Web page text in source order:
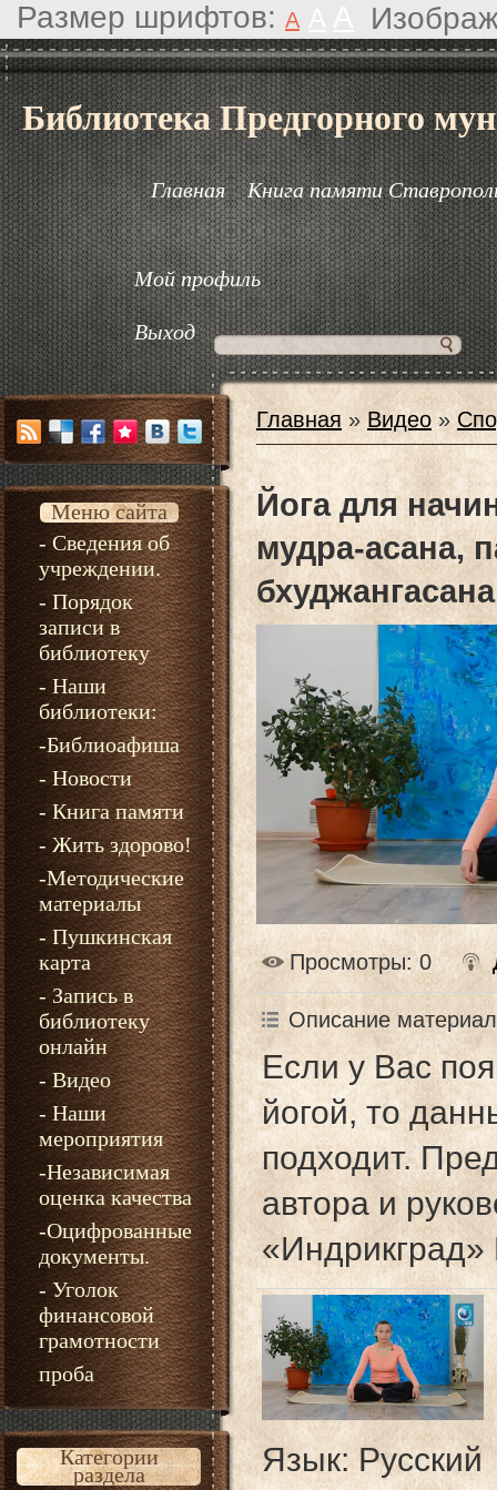
Размер шрифтов: A
Библиотека Предгорного
Главная Книга памяти
Мой профиль
Выход
Меню сайта
- Сведения об
учреждении.
- Порядок
записи в
библиотеку
- Наши
библиотеки:
-Библиоафиша
- Новости
- Книга памяти
- Жить здорово!
-Методические
материалы
- Пушкинская
карта
- Запись в
библиотеку
онлайн
- Видео
- Наши
мероприятия
-Независимая
оценка качества
-Оцифрованные
документы.
- Уголок
финансовой
грамотности
проба
Категории
раздела
Главная »Видео »
Йога для
мудра-асана,
бхуджангасана
Просмотры: 0
Описание
Если у Вас
йогой, то
подходит.
автора и
Язык: Русский